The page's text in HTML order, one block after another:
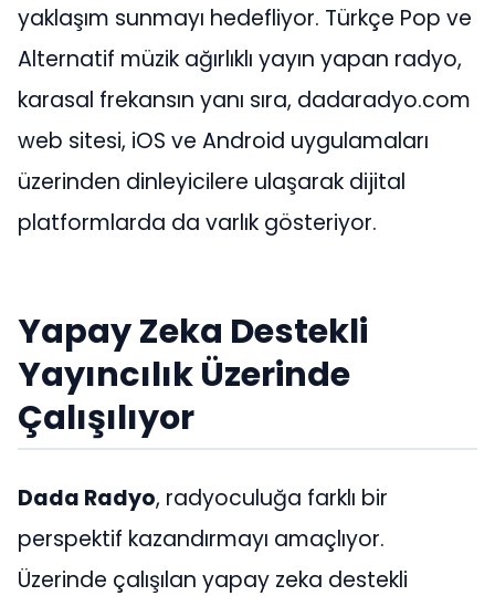
yaklaşım sunmayı hedefliyor. Türkçe Pop ve
Alternatif müzik ağırlıklı yayın yapan radyo,
karasal frekansın yanı sıra, dadaradyo.com
web sitesi, iOS ve Android uygulamaları
üzerinden dinleyicilere ulaşarak dijital
platformlarda da varlık gösteriyor.
Yapay Zeka Destekli
Yayıncılık Üzerinde
Çalışılıyor
Dada Radyo, radyoculuğa farklı bir
perspektif kazandırmayı amaçlıyor.
Üzerinde çalışılan yapay zeka destekli